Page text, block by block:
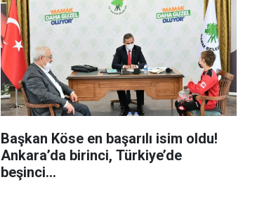
Başkan Köse en başarılı isim oldu!
Ankara’da birinci, Türkiye’de
beşinci...